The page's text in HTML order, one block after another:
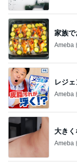
家族
Ameba
レジ
Ameba
大き
Ameba